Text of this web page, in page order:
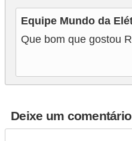
Equipe Mundo da
Que bom que gostou
Deixe um comentário